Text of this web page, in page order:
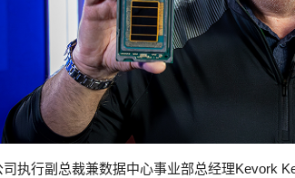
执行副总裁兼数据中心事业部总经理Kevork